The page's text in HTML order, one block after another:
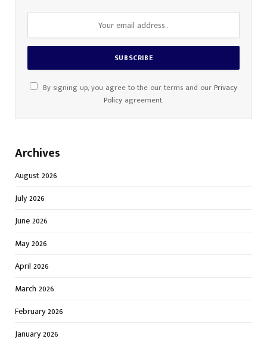
By signing up, you agree to the our terms and ourPrivacy
Policy agreement.
Archives
August 2026
July 2026
June 2026
May 2026
April 2026
March 2026
February 2026
January 2026